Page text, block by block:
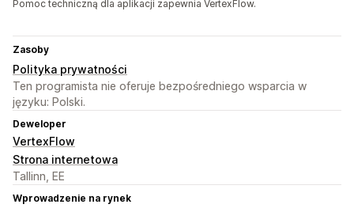
Pomoc techniczną dla aplikacji zapewnia VertexFlow.
Zasoby
Polityka prywatności
Ten programista nie oferuje bezpośredniego wsparcia w
języku: Polski.
Deweloper
VertexFlow
Strona internetowa
Tallinn, EE
Wprowadzenie na rynek